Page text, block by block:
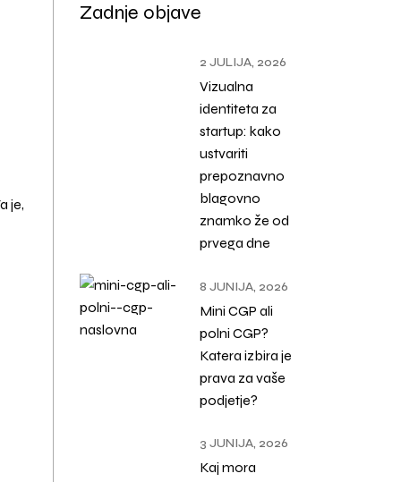
je,
Zadnje objave
2 JULIJA, 2026
Vizualna
identiteta za
startup: kako
ustvariti
prepoznavno
blagovno
znamko že od
prvega dne
8 JUNIJA, 2026
Mini CGP ali
polni CGP?
Katera izbira je
prava za vaše
podjetje?
3 JUNIJA, 2026
Kaj mora